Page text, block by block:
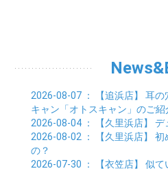
01月 (8)
02月 (6)
01月 (6)
03月 (7)
02月 (8)
01月 (8)
06月 (4)
2026-08-07 ： 【追浜店】 耳の
キャン「オトスキャン」のご紹
2026-08-04 ： 【久里浜店】 デ
2026-08-02 ： 【久里浜店】 初
の？
2026-07-30 ： 【衣笠店】 似て